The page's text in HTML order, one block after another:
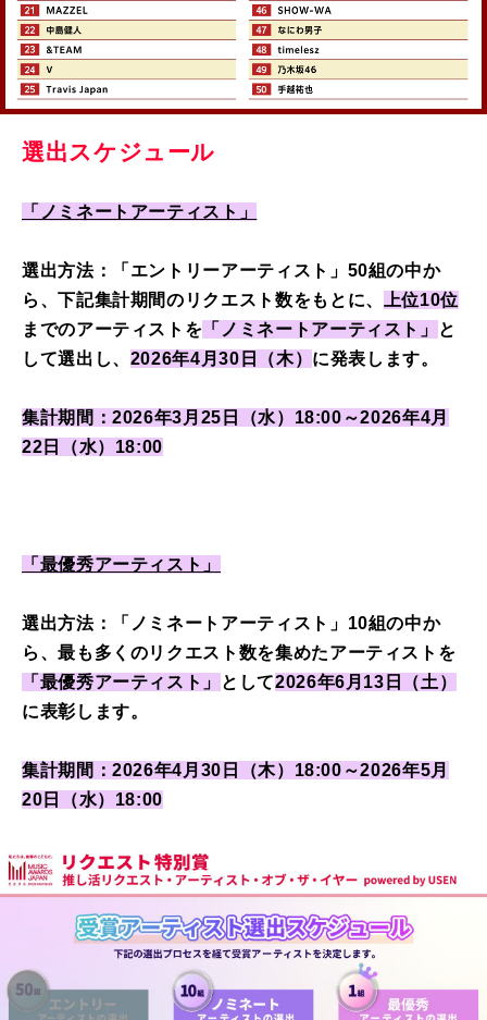
選出スケジュール
「ノミネートアーティスト」
選出方法：「エントリーアーティスト」50組の中か
ら、下記集計期間のリクエスト数をもとに、
上位10位
までのアーティストを 「ノミネートアーティスト」
と
して選出し、 2026年4月30日（木） に発表します。
集計期間：2026年3月25日（水）18:00～2026年4月
22日（水）18:00
「最優秀アーティスト」
選出方法：「ノミネートアーティスト」10組の中か
ら、最も多くのリクエスト数を集めたアーティストを
「最優秀アーティスト」
として2026年6月13日（土）
に表彰します。
集計期間：2026年4月30日（木）18:00～2026年5月
20日（水）18:00